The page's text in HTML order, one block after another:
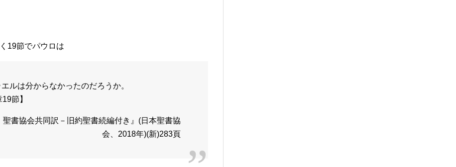
19節でパウロは
ルは分からなかったのだろうか。
節】
書協会共同訳－旧約聖書続編付き』(日本聖書協
会、2018年)(新)283頁